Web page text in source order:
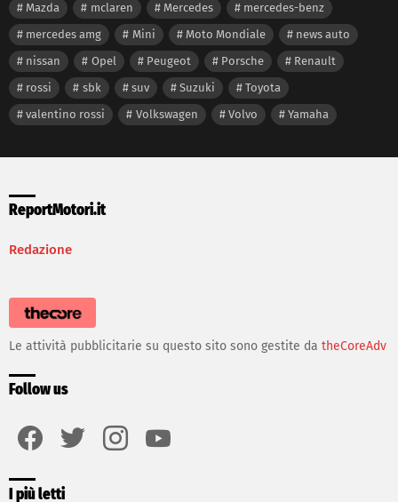
Mazda
mclaren Mercedes
mercedes-benz
mercedes amg
Mini Moto Mondiale
news auto
nissan
Opel Peugeot Porsche
Renault
rossi
sbk suv Suzuki
Toyota
valentino rossi
Volkswagen Volvo Yamaha
ReportMotori.it
Redazione
Le attività pubblicitarie su questo sito sono gestite da theCoreAdv
Follow us
I più letti